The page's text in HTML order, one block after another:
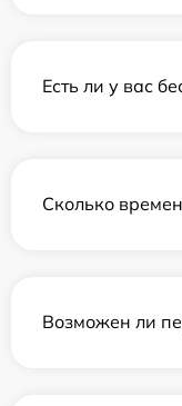
Есть ли у вас
Сколько
Возможен ли